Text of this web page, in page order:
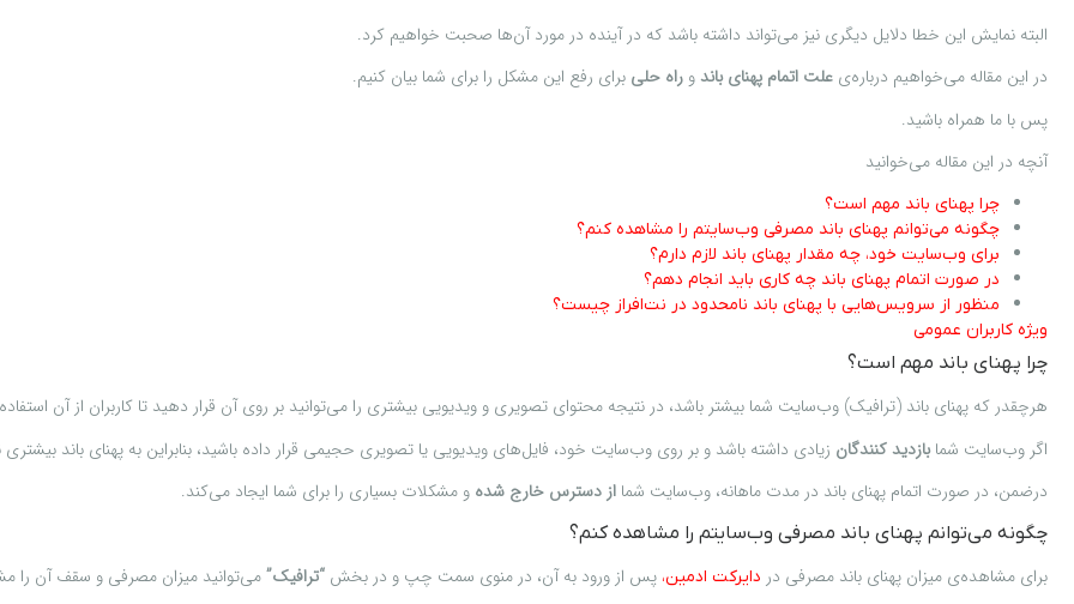
البته نمایش این خطا دلایل دیگری نیز می‌تواند داشته باشد که در آینده در مورد آن‌ها صحبت خواهیم کرد.
در این مقاله می‌خواهیم درباره‌ی علت اتمام پهنای باندو راه حلی برای رفع این مشکل را برای شما بیان کنیم.
پس با ما همراه باشید.
آنچه در این مقاله می‌خوانید
چرا پهنای باند مهم است؟
چگونه می‌توانم پهنای باند مصرفی وب‌سایتم را مشاهده کنم؟
برای وب‌سایت خود، چه مقدار پهنای باند لازم دارم؟
در صورت اتمام پهنای باند چه کاری باید انجام دهم؟
منظور از سرویس‌هایی با پهنای باند نامحدود در نت‌افراز چیست؟
ویژه کاربران عمومی
چرا پهنای باند مهم است؟
هرچقدر که پهنای باند (ترافیک) وب‌سایت شما بیشتر باشد، در نتیجه محتوای تصویری و ویدیویی بیشتری را می‌توانید بر روی آن قرار دهید تا کاربران از آن
اگر وب‌سایت شمابازدید کنندگان زیادی داشته باشد و بر روی وب‌سایت خود، فایل‌های ویدیویی یا تصویری حجیمی قرار داده باشید، بنابراین به پهنای باند بیشتری
درضمن، در صورت اتمام پهنای باند در مدت ماهانه، وب‌سایت شما از دسترس خارج شده و مشکلات بسیاری را برای شما ایجاد می‌کند.
چگونه می‌توانم پهنای باند مصرفی وب‌سایتم را مشاهده کنم؟
برای مشاهده‌ی میزان پهنای باند مصرفی در دایرکت ادمین، پس از ورود به آن، در منوی سمت چپ و در بخش “ترافیک”می‌توانید میزان مصرفی و سقف آن را